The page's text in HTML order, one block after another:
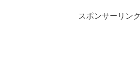
スポンサーリンク